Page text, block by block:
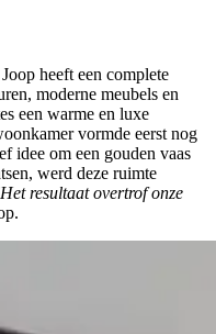
heeft een complete
moderne meubels en
een warme en luxe
vormde eerst nog
idee om een gouden vaas
werd deze ruimte
resultaat overtrof onze